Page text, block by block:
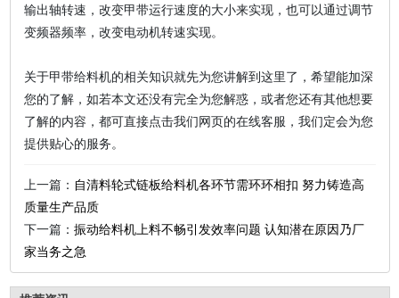
输出轴转速，改变甲带运行速度的大小来实现，也可以通过调节
变频器频率，改变电动机转速实现。
关于甲带给料机的相关知识就先为您讲解到这里了，希望能加深
您的了解，如若本文还没有完全为您解惑，或者您还有其他想要
了解的内容，都可直接点击我们网页的在线客服，我们定会为您
提供贴心的服务。
上一篇： 自清料轮式链板给料机各环节需环环相扣 努力铸造高
质量生产品质
下一篇： 振动给料机上料不畅引发效率问题 认知潜在原因乃厂
家当务之急